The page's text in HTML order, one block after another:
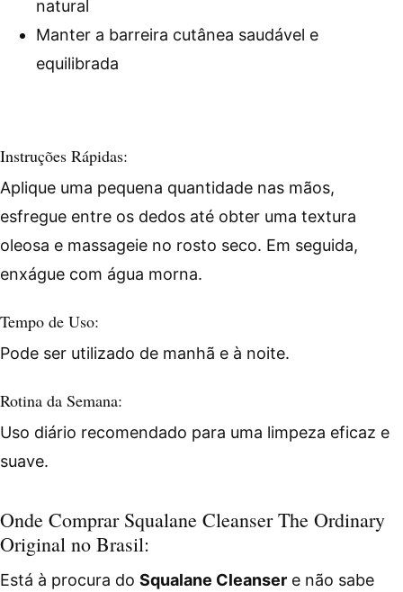
natural
Manter a barreira cutânea saudável e
equilibrada
Instruções Rápidas:
Aplique uma pequena quantidade nas mãos,
esfregue entre os dedos até obter uma textura
oleosa e massageie no rosto seco. Em seguida,
enxágue com água morna.
Tempo de Uso:
Pode ser utilizado de manhã e à noite.
Rotina da Semana:
Uso diário recomendado para uma limpeza eficaz e
suave.
Onde Comprar Squalane Cleanser The Ordinary
Original no Brasil:
Está à procura do Squalane Cleanser e não sabe